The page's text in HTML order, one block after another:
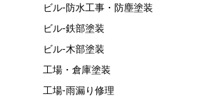
ビル‐防水工事・防塵塗装
ビル‐鉄部塗装
ビル‐木部塗装
工場・倉庫塗装
工場‐雨漏り修理